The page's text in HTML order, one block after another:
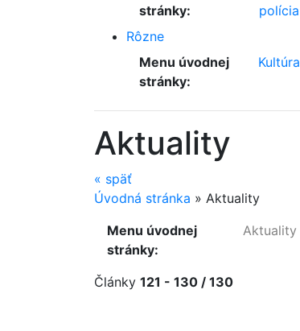
stránky:
polícia
Rôzne
Menu úvodnej
stránky:
Kultúra
Aktuality
« späť
Úvodná stránka » Aktuality
Menu úvodnej
stránky:
Aktuality
Články 121 - 130 / 130